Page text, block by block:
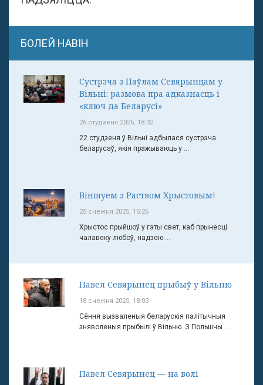
БОЛЕЙ НАВІН
Сустрэча з Паўлам Севярынцам у
Вільні: размова пра адказнасць і
«ключ да Беларусі»
26 студзеня 2026, 18:32
22 студзеня ў Вільні адбылася сустрэча
беларусаў, якія пражываюць у ...
Віншуем з Раством Хрыстовым!
25 снежня 2025, 15:26
Хрыстос прыйшоў у гэты свет, каб прынесці
чалавеку любоў, надзею ...
Павел Севярынец прыбыў у Вільню
18 снежня 2025, 18:03
Сёння вызваленыя беларускія палітычныя
зняволеныя прыбылі ў Вільню. З Польшчы ...
Павел Севярынец — на волі